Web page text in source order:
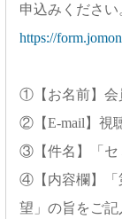
申込みください
https://
①【お名前】会
②【E-mail】視
③【件名】「セ
④【内容欄】「
望」の旨をご記